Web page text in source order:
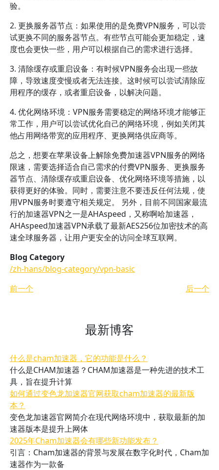
验。
2. 更换服务器节点：如果使用的是免费VPN服务，可以尝
试更换不同的服务器节点。有些节点可能会更加稳定，速
度也会更快一些，用户可以根据自己的需求进行选择。
3. 清除缓存或重启设备：有时候VPN服务会出现一些故
障，导致速度变慢或者无法连接。这时候可以尝试清除应
用程序的缓存，或者重启设备，以解决问题。
4. 优化网络环境：VPN服务需要稳定的网络环境才能够正
常工作，用户可以尝试优化自己的网络环境，例如关闭其
他占用网络带宽的应用程序、更换网络供应商等。
总之，想要在苹果设备上解除免费加速器VPN服务的网络
限速，需要选择适合自己需求的付费VPN服务、更换服务
器节点、清除缓存或重启设备、优化网络环境等措施，以
获得更好的体验。同时，需要注意不要违反任何法规，使
用VPN服务时要遵守相关规定。 另外，目前不同国家最流
行的加速器VPN之一是AHAspeed，又称啊哈加速器，
AHAspeed加速器VPN承载了最新AES256位加密技术的高
速全球服务器，让用户更安全的访问全球互联网。
Blog Category
/zh-hans/blog-category/vpn-basic
前一个
后一个
最新博客
什么是cham加速器，它的功能是什么？
什么是CHAM加速器？CHAM加速器是一种先进的技术工
具，旨在提升计算
如何通过变色龙加速器官网获取cham加速器的最新版
本？
变色龙加速器官网简介在现代网络环境中，获取最新的加
速器版本是提升上网体
2025年Cham加速器会有哪些新功能发布？
引言：Cham加速器的背景与发展在数字化时代，Cham加
速器作为一款备